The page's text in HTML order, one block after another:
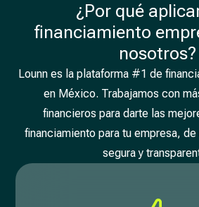
¿Por qué
financiamiento
nosotros?
Lounn es la plataforma #1 de
en México. Trabajamos con
financieros para darte las
financiamiento para tu empresa, de
segura y